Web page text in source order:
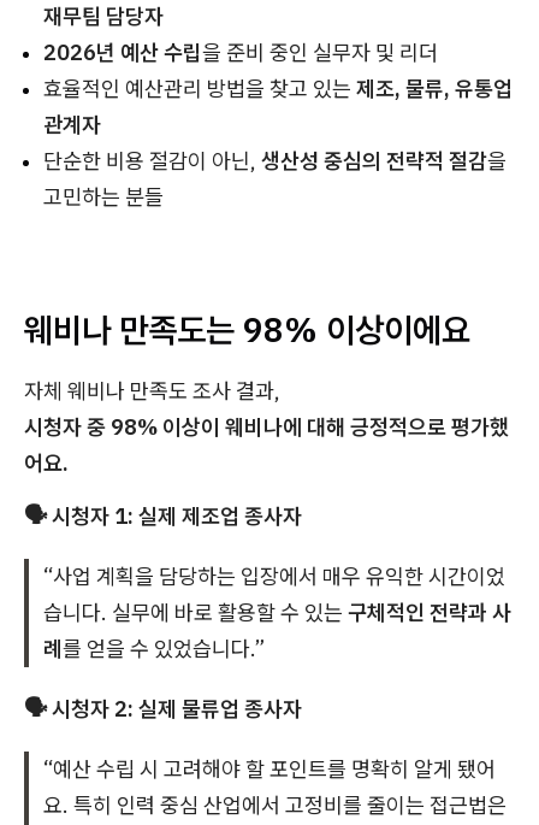
재무팀 담당자
2026년 예산 수립을 준비 중인 실무자 및 리더
효율적인 예산관리 방법을 찾고 있는 제조, 물류, 유통업
관계자
단순한 비용 절감이 아닌, 생산성 중심의 전략적 절감을
고민하는 분들
웨비나 만족도는 98% 이상이에요
자체 웨비나 만족도 조사 결과,
시청자 중 98% 이상이 웨비나에 대해 긍정적으로 평가했
어요.
🗣️ 시청자 1: 실제 제조업 종사자
“사업 계획을 담당하는 입장에서 매우 유익한 시간이었
습니다. 실무에 바로 활용할 수 있는 구체적인 전략과 사
례를 얻을 수 있었습니다.”
🗣️ 시청자 2: 실제 물류업 종사자
“예산 수립 시 고려해야 할 포인트를 명확히 알게 됐어
요. 특히 인력 중심 산업에서 고정비를 줄이는 접근법은